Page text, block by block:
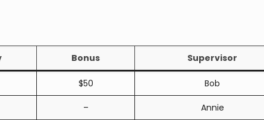
Bonus Supervisor
$50 Bob
– Annie